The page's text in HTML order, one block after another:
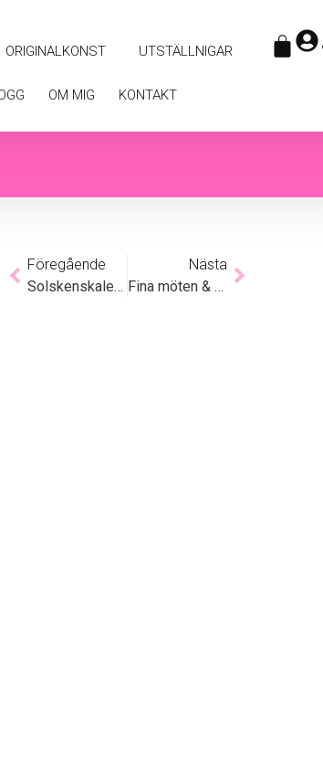
ORIGINALKONST UTSTÄLLNIGAR
OM MIG KONTAKT
Föregående
Solskenskalender 2025
Nästa
Fina möten & samtal